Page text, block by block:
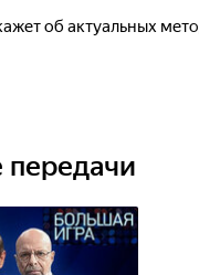
об актуальных
в работающие
передачи